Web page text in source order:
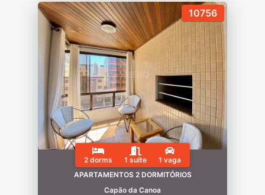
10756
2 dorms 1 suíte
1 vaga
APARTAMENTOS 2 DORMITÓRIOS
Capão da Canoa